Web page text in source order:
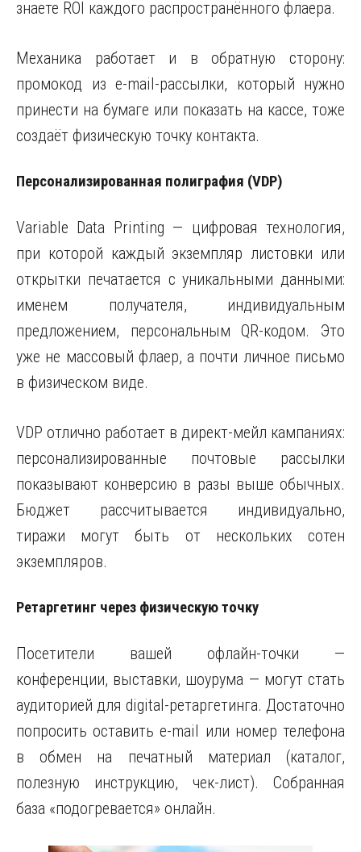
знаете ROI каждого распространённого флаера.
Механика работает и в обратную сторону:
промокод из e-mail-рассылки, который нужно
принести на бумаге или показать на кассе, тоже
создаёт физическую точку контакта.
Персонализированная полиграфия (VDP)
Variable Data Printing — цифровая технология,
при которой каждый экземпляр листовки или
открытки печатается с уникальными данными:
именем получателя, индивидуальным
предложением, персональным QR-кодом. Это
уже не массовый флаер, а почти личное письмо
в физическом виде.
VDP отлично работает в директ-мейл кампаниях:
персонализированные почтовые рассылки
показывают конверсию в разы выше обычных.
Бюджет рассчитывается индивидуально,
тиражи могут быть от нескольких сотен
экземпляров.
Ретаргетинг через физическую точку
Посетители вашей офлайн-точки —
конференции, выставки, шоурума — могут стать
аудиторией для digital-ретаргетинга. Достаточно
попросить оставить e-mail или номер телефона
в обмен на печатный материал (каталог,
полезную инструкцию, чек-лист). Собранная
база «подогревается» онлайн.